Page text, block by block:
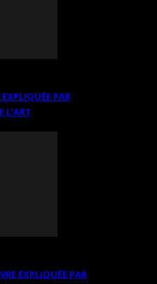
PAR
L’ART
EXPLIQUÉE PAR